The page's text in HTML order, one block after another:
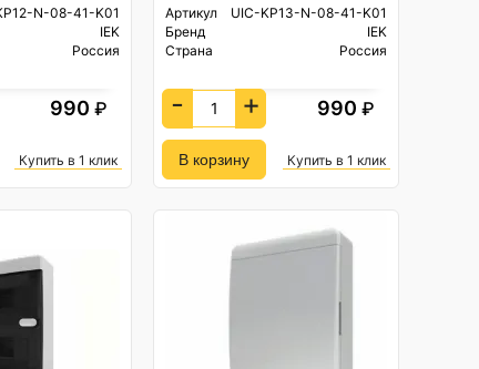
N-08-41-K01
IEK
Россия
990 ₽
Купить в 1 клик
Артикул
UIC-KP13-N-08-41-K01
Бренд
IEK
Страна
Россия
- + 990₽
Купить в 1 клик